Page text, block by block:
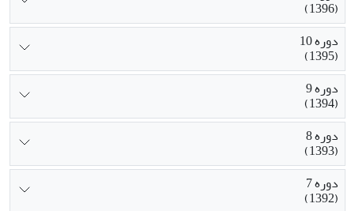
(1396)
دوره 10
(1395)
دوره 9
(1394)
دوره 8
(1393)
دوره 7
(1392)